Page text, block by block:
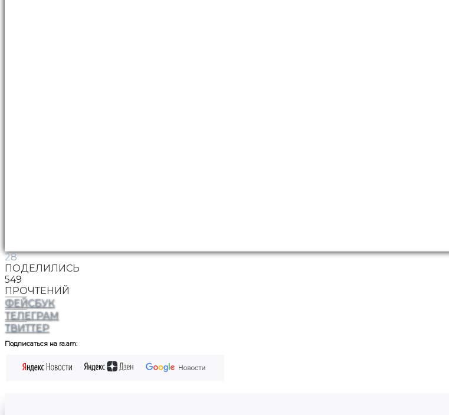
28
ПОДЕЛИЛИСЬ
549
ПРОЧТЕНИЙ
ФЕЙСБУК
ТЕЛЕГРАМ
ТВИТТЕР
Подписаться на ra.am: